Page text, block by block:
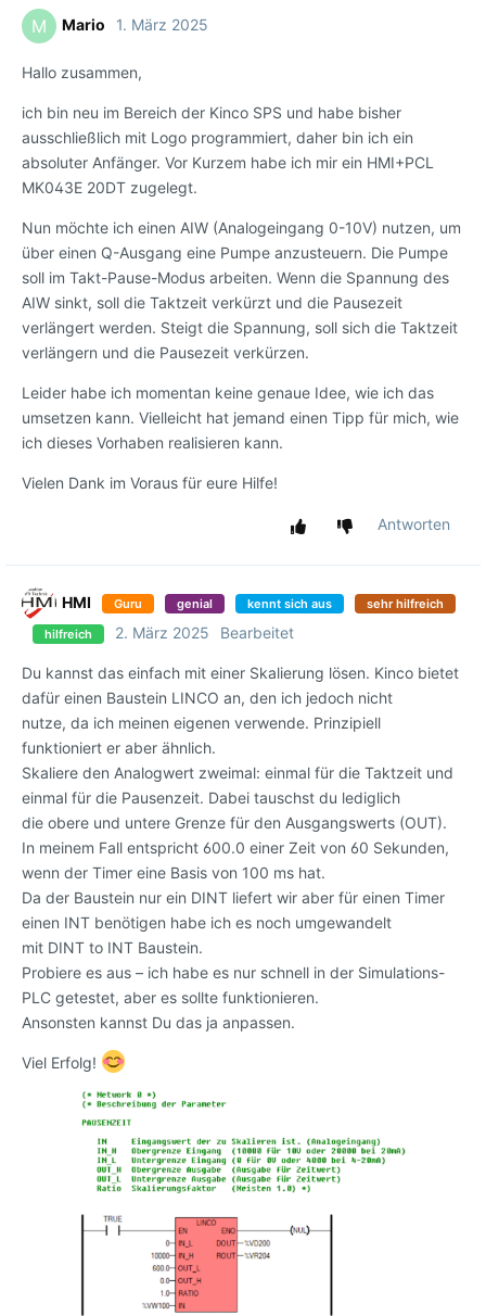
M Mario 1. März 2025
Hallo zusammen,
ich bin neu im Bereich der Kinco SPS und habe bisher
ausschließlich mit Logo programmiert, daher bin ich ein
absoluter Anfänger. Vor Kurzem habe ich mir ein HMI+PCL
MK043E 20DT zugelegt.
Nun möchte ich einen AIW (Analogeingang 0-10V) nutzen, um
über einen Q-Ausgang eine Pumpe anzusteuern. Die Pumpe
soll im Takt-Pause-Modus arbeiten. Wenn die Spannung des
AIW sinkt, soll die Taktzeit verkürzt und die Pausezeit
verlängert werden. Steigt die Spannung, soll sich die Taktzeit
verlängern und die Pausezeit verkürzen.
Leider habe ich momentan keine genaue Idee, wie ich das
umsetzen kann. Vielleicht hat jemand einen Tipp für mich, wie
ich dieses Vorhaben realisieren kann.
Vielen Dank im Voraus für eure Hilfe!
Antworten
HMI Guru genial kennt sich aus sehr hilfreich
hilfreich 2. März 2025 Bearbeitet
Du kannst das einfach mit einer Skalierung lösen. Kinco bietet
dafür einen Baustein LINCO an, den ich jedoch nicht
nutze, da ich meinen eigenen verwende. Prinzipiell
funktioniert er aber ähnlich.
Skaliere den Analogwert zweimal: einmal für die Taktzeit und
einmal für die Pausenzeit. Dabei tauschst du lediglich
die obere und untere Grenze für den Ausgangswerts (OUT).
In meinem Fall entspricht 600.0 einer Zeit von 60 Sekunden,
wenn der Timer eine Basis von 100 ms hat.
Da der Baustein nur ein DINT liefert wir aber für einen Timer
einen INT benötigen habe ich es noch umgewandelt
mit DINT to INT Baustein.
Probiere es aus – ich habe es nur schnell in der Simulations-
PLC getestet, aber es sollte funktionieren.
Ansonsten kannst Du das ja anpassen.
Viel Erfolg!